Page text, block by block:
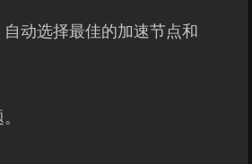
动选择最佳的加速节点和